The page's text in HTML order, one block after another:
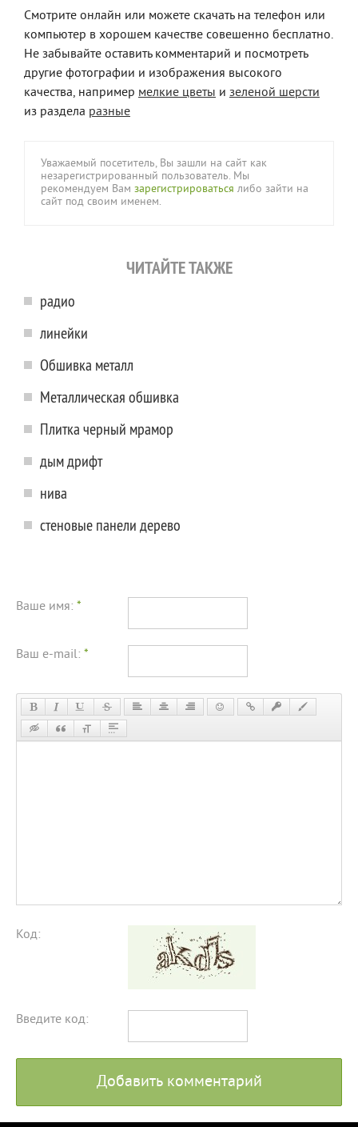
Смотрите онлайн или можете скачать на телефон или
компьютер в хорошем качестве совешенно бесплатно.
Не забывайте оставить комментарий и посмотреть
другие фотографии и изображения высокого
качества, например мелкие цветы и зеленой шерсти
из раздела разные
Уважаемый посетитель, Вы зашли на сайт как
незарегистрированный пользователь. Мы
рекомендуем Вам зарегистрироваться либо зайти на
сайт под своим именем.
ЧИТАЙТЕ ТАКЖЕ
радио
линейки
Обшивка металл
Металлическая обшивка
Плитка черный мрамор
дым дрифт
нива
стеновые панели дерево
Ваше имя: *
Ваш e-mail: *
Код:
Введите код:
Добавить комментарий